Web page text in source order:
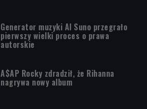
Generator muzyki AI Suno przegrało
pierwszy wielki proces o prawa
autorskie
A$AP Rocky zdradził, że Rihanna
nagrywa nowy album